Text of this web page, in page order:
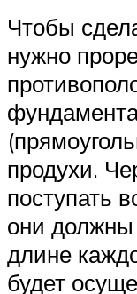
Чтобы
нужно
продухи.
поступать
они должны
длине
будет